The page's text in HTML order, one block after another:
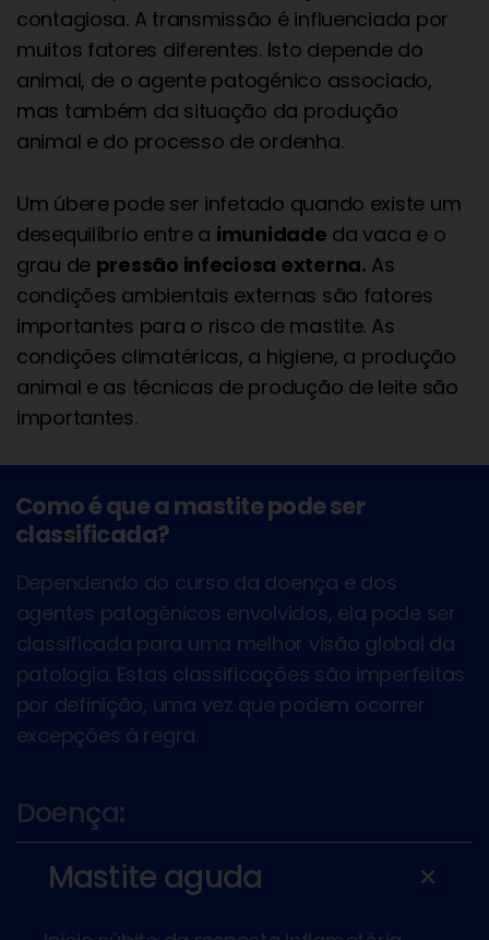
contagiosa. A transmissão é influenciada por
muitos fatores diferentes. Isto depende do
animal, de o agente patogénico associado,
mas também da situação da produção
animal e do processo de ordenha.
Um úbere pode ser infetado quando existe um
desequilíbrio entre a imunidade da vaca e o
grau de pressão infeciosa externa. As
condições ambientais externas são fatores
importantes para o risco de mastite. As
condições climatéricas, a higiene, a produção
animal e as técnicas de produção de leite são
importantes.
Como é que a mastite pode ser
classificada?
Dependendo do curso da doença e dos
agentes patogénicos envolvidos, ela pode ser
classificada para uma melhor visão global da
patologia. Estas classificações são imperfeitas
por definição, uma vez que podem ocorrer
excepções à regra.
Doença:
Mastite aguda add